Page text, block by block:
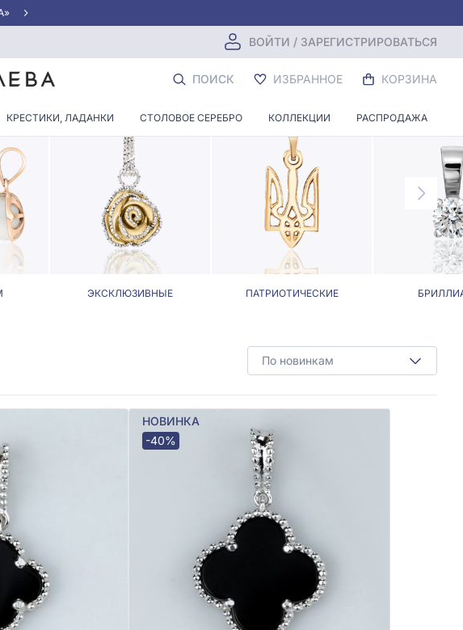
ВОЙТИ / ЗАРЕГИСТРИРОВАТЬСЯ
ПОИСК ИЗБРАННОЕ КОРЗИНА
КРЕСТИКИ, ЛАДАНКИ СТОЛОВОЕ СЕРЕБРО КОЛЛЕКЦИИ РАСПРОДАЖА
КЛЕВЕР
ЭКСКЛЮЗИВНЫЕ ПАТРИОТИЧЕСКИЕ
По новинкам
НОВИНКА
-40%